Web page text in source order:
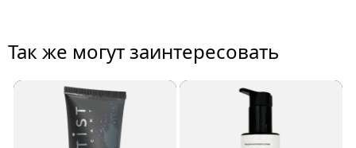
Так же могут заинтересовать